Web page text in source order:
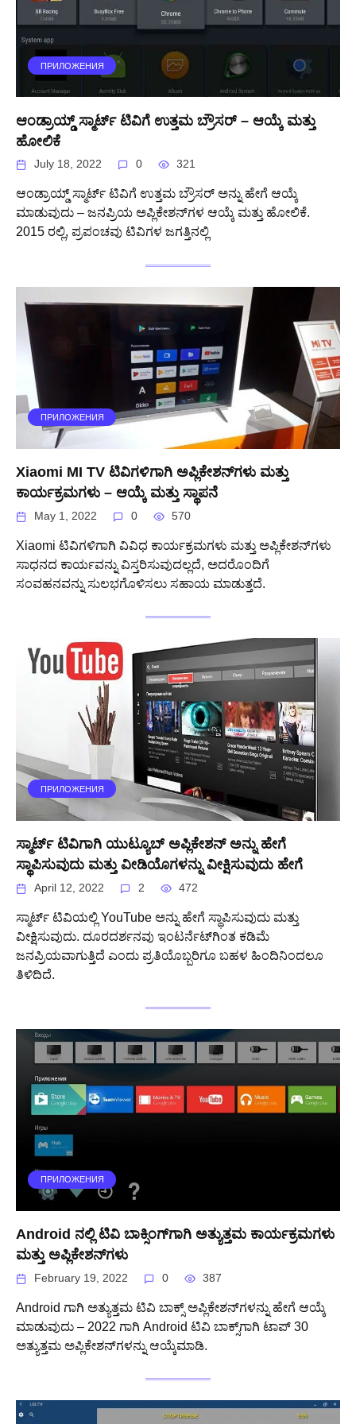
ПРИЛОЖЕНИЯ
ಆಂಡ್ರಾಯ್ಡ್ ಸ್ಮಾರ್ಟ್ ಟಿವಿಗೆ ಉತ್ತಮ ಬ್ರೌಸರ್ – ಆಯ್ಕೆ ಮತ್ತು
ಹೋಲಿಕೆ
July 18, 2022 0 321
ಆಂಡ್ರಾಯ್ಡ್ ಸ್ಮಾರ್ಟ್ ಟಿವಿಗೆ ಉತ್ತಮ ಬ್ರೌಸರ್ ಅನ್ನು ಹೇಗೆ ಆಯ್ಕೆ
ಮಾಡುವುದು – ಜನಪ್ರಿಯ ಅಪ್ಲಿಕೇಶನ್‌ಗಳ ಆಯ್ಕೆ ಮತ್ತು ಹೋಲಿಕೆ.
2015 ರಲ್ಲಿ, ಪ್ರಪಂಚವು ಟಿವಿಗಳ ಜಗತ್ತಿನಲ್ಲಿ
ПРИЛОЖЕНИЯ
Xiaomi MI TV ಟಿವಿಗಳಿಗಾಗಿ ಅಪ್ಲಿಕೇಶನ್‌ಗಳು ಮತ್ತು
ಕಾರ್ಯಕ್ರಮಗಳು – ಆಯ್ಕೆ ಮತ್ತು ಸ್ಥಾಪನೆ
May 1, 2022 0 570
Xiaomi ಟಿವಿಗಳಿಗಾಗಿ ವಿವಿಧ ಕಾರ್ಯಕ್ರಮಗಳು ಮತ್ತು ಅಪ್ಲಿಕೇಶನ್‌ಗಳು
ಸಾಧನದ ಕಾರ್ಯವನ್ನು ವಿಸ್ತರಿಸುವುದಲ್ಲದೆ, ಅದರೊಂದಿಗೆ
ಸಂವಹನವನ್ನು ಸುಲಭಗೊಳಿಸಲು ಸಹಾಯ ಮಾಡುತ್ತದೆ.
ПРИЛОЖЕНИЯ
ಸ್ಮಾರ್ಟ್ ಟಿವಿಗಾಗಿ ಯುಟ್ಯೂಬ್ ಅಪ್ಲಿಕೇಶನ್ ಅನ್ನು ಹೇಗೆ
ಸ್ಥಾಪಿಸುವುದು ಮತ್ತು ವೀಡಿಯೊಗಳನ್ನು ವೀಕ್ಷಿಸುವುದು ಹೇಗೆ
April 12, 2022 2 472
ಸ್ಮಾರ್ಟ್ ಟಿವಿಯಲ್ಲಿ YouTube ಅನ್ನು ಹೇಗೆ ಸ್ಥಾಪಿಸುವುದು ಮತ್ತು
ವೀಕ್ಷಿಸುವುದು. ದೂರದರ್ಶನವು ಇಂಟರ್ನೆಟ್‌ಗಿಂತ ಕಡಿಮೆ
ಜನಪ್ರಿಯವಾಗುತ್ತಿದೆ ಎಂದು ಪ್ರತಿಯೊಬ್ಬರಿಗೂ ಬಹಳ ಹಿಂದಿನಿಂದಲೂ
ತಿಳಿದಿದೆ.
ПРИЛОЖЕНИЯ
Android ನಲ್ಲಿ ಟಿವಿ ಬಾಕ್ಸಿಂಗ್‌ಗಾಗಿ ಅತ್ಯುತ್ತಮ ಕಾರ್ಯಕ್ರಮಗಳು
ಮತ್ತು ಅಪ್ಲಿಕೇಶನ್‌ಗಳು
February 19, 2022 0 387
Android ಗಾಗಿ ಅತ್ಯುತ್ತಮ ಟಿವಿ ಬಾಕ್ಸ್ ಅಪ್ಲಿಕೇಶನ್‌ಗಳನ್ನು ಹೇಗೆ ಆಯ್ಕೆ
ಮಾಡುವುದು – 2022 ಗಾಗಿ Android ಟಿವಿ ಬಾಕ್ಸ್‌ಗಾಗಿ ಟಾಪ್ 30
ಅತ್ಯುತ್ತಮ ಅಪ್ಲಿಕೇಶನ್‌ಗಳನ್ನು ಆಯ್ಕೆಮಾಡಿ.